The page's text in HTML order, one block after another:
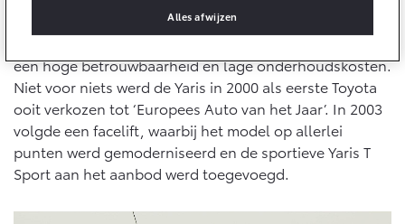
Toyota C-HR+
BATTERIJ-ELEKTRISCH
Vanaf € 37.995,-
RAV4
PLUG-IN HYBRIDE
Vanaf € 49.995,-
Connected
Connected Services
MyToyota login
MyToyota App
instrumentencluster en de hogere zitpositie. De VVT-i
een hoge betrouwbaarheid en lage onderhoudskosten.
Niet voor niets werd de Yaris in 2000 als eerste Toyota
ooit verkozen tot ‘Europees Auto van het Jaar’. In 2003
volgde een facelift, waarbij het model op allerlei
punten werd gemoderniseerd en de sportieve Yaris T
Sport aan het aanbod werd toegevoegd.
Alles afwijzen